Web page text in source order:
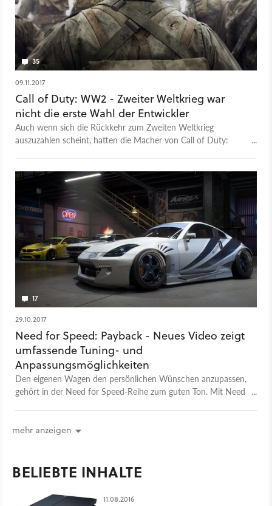
35
09.11.2017
Call of Duty: WW2 - Zweiter Weltkrieg war
nicht die erste Wahl der Entwickler
Auch wenn sich die Rückkehr zum Zweiten Weltkrieg
auszuzahlen scheint, hatten die Macher von Call of Duty:
17
29.10.2017
Need for Speed: Payback - Neues Video zeigt
umfassende Tuning- und
Anpassungsmöglichkeiten
Den eigenen Wagen den persönlichen Wünschen anzupassen,
gehört in der Need for Speed-Reihe zum guten Ton. Mit Need
mehr anzeigen
BELIEBTE INHALTE
11.08.2016